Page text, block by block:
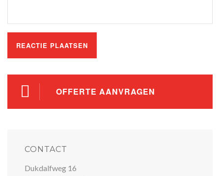
OFFERTE AANVRAGEN
CONTACT
Dukdalfweg 16